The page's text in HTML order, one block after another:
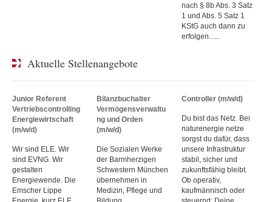
nach § 8b Abs. 3 Satz
1 und Abs. 5 Satz 1
KStG auch dann zu
erfolgen......
Aktuelle Stellenangebote
Junior Referent
Vertriebscontrolling
Energiewirtschaft
(m/w/d)
Wir sind ELE. Wir
sind EVNG. Wir
gestalten
Energiewende. Die
Emscher Lippe
Bilanzbuchalter
Vermögensverwaltu
ng und Orden
(m/w/d)
Die Sozialen Werke
der Barmherzigen
Schwestern München
übernehmen in
Medizin, Pflege und
Controller (m/w/d)
Du bist das Netz. Bei
naturenergie netze
sorgst du dafür, dass
unsere Infrastruktur
stabil, sicher und
zukunftsfähig bleibt.
Ob operativ,
kaufmännisch oder